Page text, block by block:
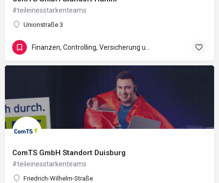
#teileinesstarkenteams
Unionstraße 3
ComTS GmbH Standort Duisburg
#teileinesstarkenteams
Friedrich-Wilhelm-Straße